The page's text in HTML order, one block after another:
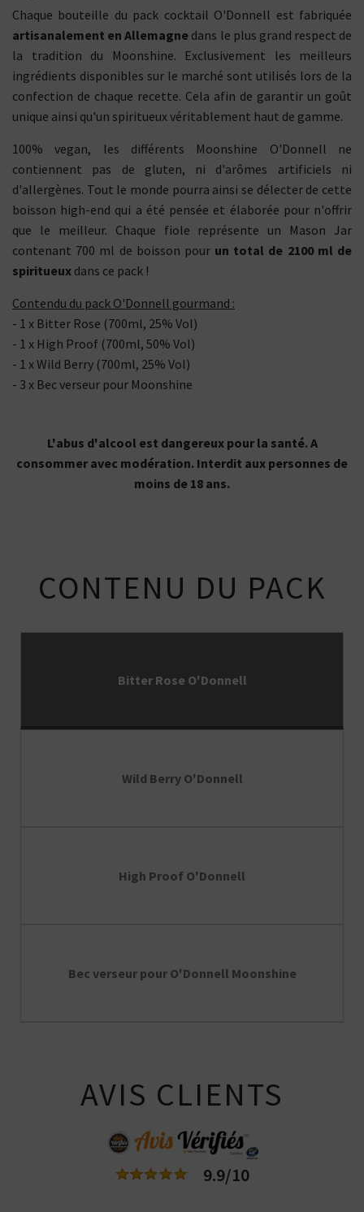
Chaque bouteille du pack cocktail O'Donnell est fabriquée
artisanalement en Allemagne dans le plus grand respect de
la tradition du Moonshine. Exclusivement les meilleurs
ingrédients disponibles sur le marché sont utilisés lors de la
confection de chaque recette. Cela afin de garantir un goût
unique ainsi qu'un spiritueux véritablement haut de gamme.
100% vegan, les différents Moonshine O'Donnell ne
contiennent pas de gluten, ni d'arômes artificiels ni
d'allergènes. Tout le monde pourra ainsi se délecter de cette
boisson high-end qui a été pensée et élaborée pour n'offrir
que le meilleur. Chaque fiole représente un Mason Jar
contenant 700 ml de boisson pour un total de 2100 ml de
spiritueux dans ce pack !
Contendu du pack O'Donnell gourmand :
- 1 x Bitter Rose (700ml, 25% Vol)
- 1 x High Proof (700ml, 50% Vol)
- 1 x Wild Berry (700ml, 25% Vol)
- 3 x Bec verseur pour Moonshine
L'abus d'alcool est dangereux pour la santé. A
consommer avec modération. Interdit aux personnes de
moins de 18 ans.
CONTENU DU PACK
Bitter Rose O'Donnell
Wild Berry O'Donnell
High Proof O'Donnell
Bec verseur pour O'Donnell Moonshine
AVIS CLIENTS
9.9/10